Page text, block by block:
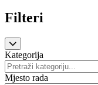
Filteri
Kategorija
Mjesto rada